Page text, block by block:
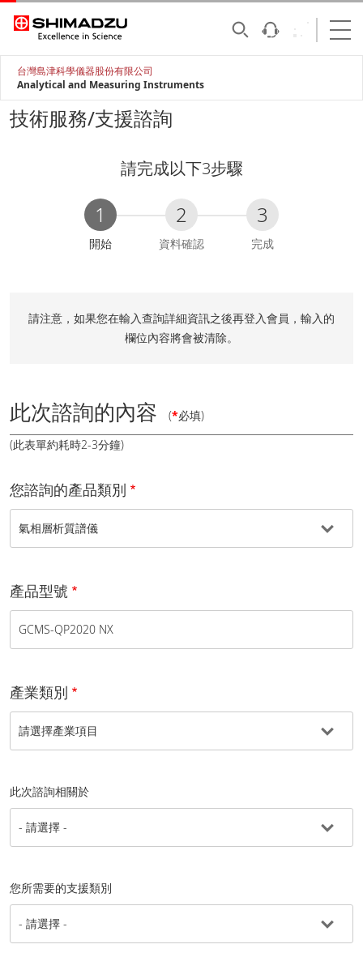
台灣島津科學儀器股份有限公司
Analytical and Measuring Instruments
技術服務/支援諮詢
請完成以下3步驟
1
C
e
n
開始
2
資料確認
3
完成
請注意，如果您在輸入查詢詳細資訊之後再登入會員，輸入的
欄位內容將會被清除。
此次諮詢的內容 (*必填)
(此表單約耗時2-3分鐘)
您諮詢的產品類別
產品型號
產業類別
此次諮詢相關於
您所需要的支援類別